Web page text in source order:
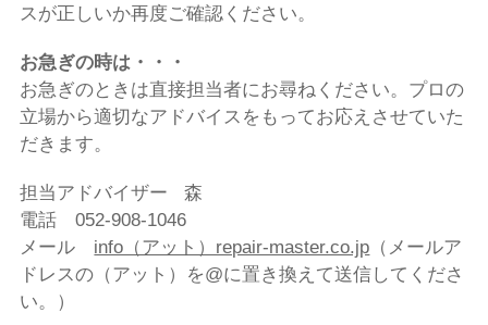
スが正しいか再度ご確認ください。
お急ぎの時は・・・
お急ぎのときは直接担当者にお尋ねください。プロの
立場から適切なアドバイスをもってお応えさせていた
だきます。
担当アドバイザー 森
電話 052-908-1046
メール info（アット）repair-master.co.jp （ メールア
ドレスの（アット）を@に置き換えて送信してくださ
い。
）